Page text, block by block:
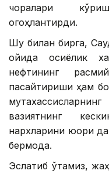
чоралари
огоҳлантирди.
Шу билан бирга,
ойида осиёлик
нефтининг
пасайтириши ҳам
вазиятнинг
нархларини юқори
бермоқда.
Эслатиб ўтамиз,